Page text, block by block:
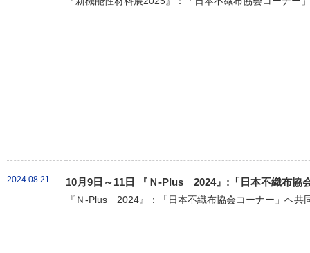
2024.08.21 10月9日～11日 『Ｎ-Plus 2024』:「日本不織布協
『Ｎ-Plus 2024』：「日本不織布協会コーナー」へ共